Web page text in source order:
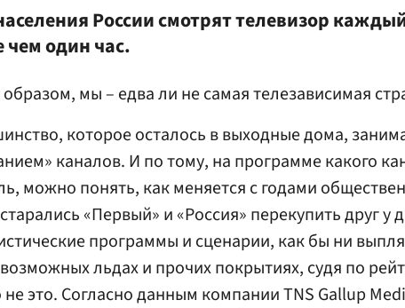
России смотрят телевизор
чем один час.
мы – едва ли не самая телезависимая
которое осталось в выходные дома,
каналов. И по тому, на программе какого
можно понять, как меняется с годами
«Первый» и «Россия» перекупить друг у
программы и сценарии, как бы ни
льдах и прочих покрытиях, судя по
это. Согласно данным компании TNS Gallup